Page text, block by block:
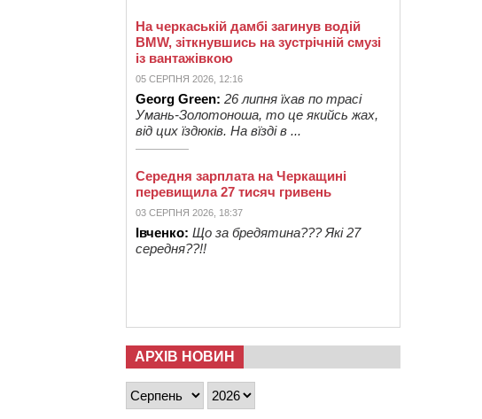
На черкаській дамбі загинув водій
BMW, зіткнувшись на зустрічній смузі
із вантажівкою
05 СЕРПНЯ 2026, 12:16
Georg Green: 26 липня їхав по трасі
Умань-Золотоноша, то це якийсь жах,
від цих їздюків. На вїзді в ...
Середня зарплата на Черкащині
перевищила 27 тисяч гривень
03 СЕРПНЯ 2026, 18:37
Івченко: Що за бредятина??? Які 27
середня??!!
АРХІВ НОВИН